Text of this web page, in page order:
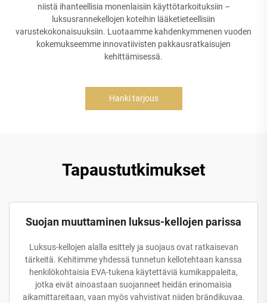
niistä ihanteellisia monenlaisiin käyttötarkoituksiin –
luksusrannekellojen koteihin lääketieteellisiin
varustekokonaisuuksiin. Luotaamme kahdenkymmenen vuoden
kokemukseemme innovatiivisten pakkausratkaisujen
kehittämisessä.
Hanki tarjous
Tapaustutkimukset
Suojan muuttaminen luksus-kellojen parissa
Luksus-kellojen alalla esittely ja suojaus ovat ratkaisevan
tärkeitä. Kehitimme yhdessä tunnetun kellotehtaan kanssa
henkilökohtaisia EVA-tukena käytettäviä kumikappaleita,
jotka eivät ainoastaan suojanneet heidän erinomaisia
aikamittareitaan, vaan myös vahvistivat niiden brändikuvaa.